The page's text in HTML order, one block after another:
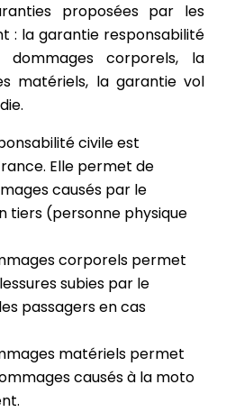
proposées par les
: la garantie responsabilité
corporels, la
matériels, la garantie vol
civile est
Elle permet de
causés par le
tiers (personne physique
corporels permet
subies par le
passagers en cas
matériels permet
causés à la moto